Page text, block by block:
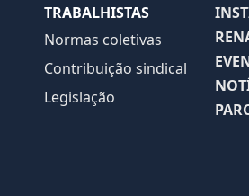
TRABALHISTAS
Normas coletivas
Contribuição sindical
Legislação